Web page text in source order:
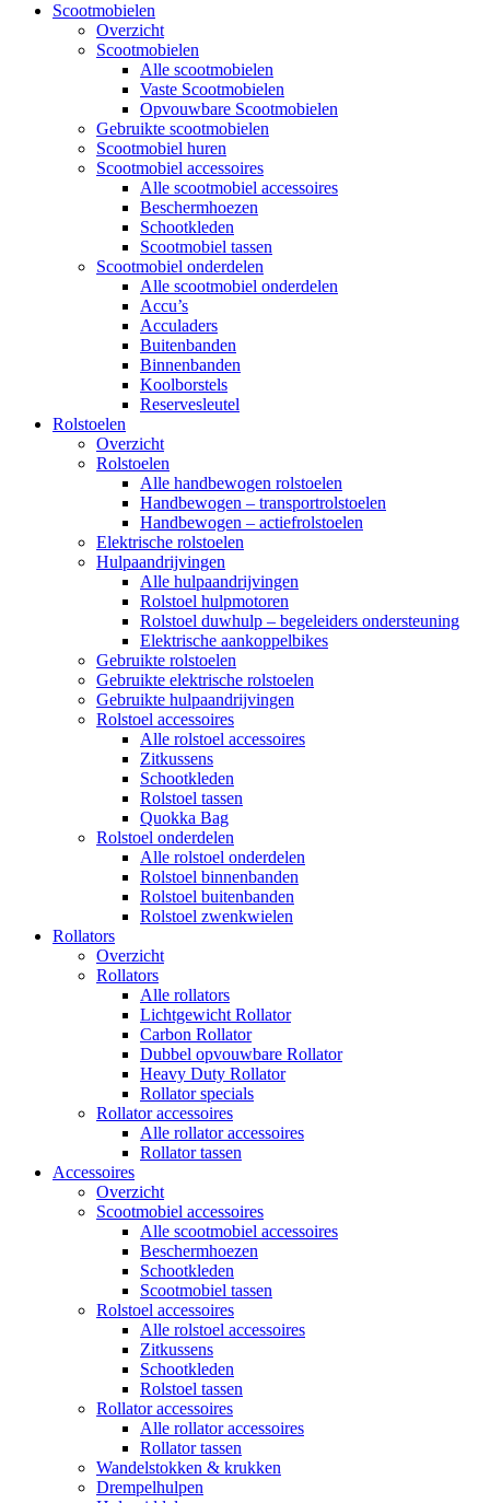
Scootmobielen
Overzicht
Scootmobielen
Alle scootmobielen
Vaste Scootmobielen
Opvouwbare Scootmobielen
Gebruikte scootmobielen
Scootmobiel huren
Scootmobiel accessoires
Alle scootmobiel accessoires
Beschermhoezen
Schootkleden
Scootmobiel tassen
Scootmobiel onderdelen
Alle scootmobiel onderdelen
Accu’s
Acculaders
Buitenbanden
Binnenbanden
Koolborstels
Reservesleutel
Rolstoelen
Overzicht
Rolstoelen
Alle handbewogen rolstoelen
Handbewogen – transportrolstoelen
Handbewogen – actiefrolstoelen
Elektrische rolstoelen
Hulpaandrijvingen
Alle hulpaandrijvingen
Rolstoel hulpmotoren
Rolstoel duwhulp – begeleiders ondersteuning
Elektrische aankoppelbikes
Gebruikte rolstoelen
Gebruikte elektrische rolstoelen
Gebruikte hulpaandrijvingen
Rolstoel accessoires
Alle rolstoel accessoires
Zitkussens
Schootkleden
Rolstoel tassen
Quokka Bag
Rolstoel onderdelen
Alle rolstoel onderdelen
Rolstoel binnenbanden
Rolstoel buitenbanden
Rolstoel zwenkwielen
Rollators
Overzicht
Rollators
Alle rollators
Lichtgewicht Rollator
Carbon Rollator
Dubbel opvouwbare Rollator
Heavy Duty Rollator
Rollator specials
Rollator accessoires
Alle rollator accessoires
Rollator tassen
Accessoires
Overzicht
Scootmobiel accessoires
Alle scootmobiel accessoires
Beschermhoezen
Schootkleden
Scootmobiel tassen
Rolstoel accessoires
Alle rolstoel accessoires
Zitkussens
Schootkleden
Rolstoel tassen
Rollator accessoires
Alle rollator accessoires
Rollator tassen
Wandelstokken & krukken
Drempelhulpen